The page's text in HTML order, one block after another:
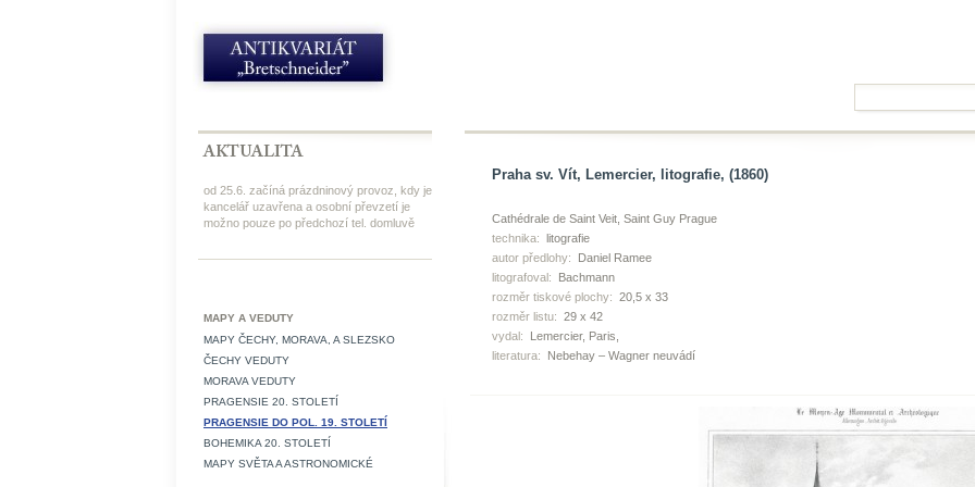
od 25.6. začíná prázdninový provoz, kdy je
kancelář uzavřena a osobní převzetí je
možno pouze po předchozí tel. domluvě
MAPY A VEDUTY
MAPY ČECHY, MORAVA, A SLEZSKO
ČECHY VEDUTY
MORAVA VEDUTY
PRAGENSIE 20. STOLETÍ
PRAGENSIE DO POL. 19. STOLETÍ
BOHEMIKA 20. STOLETÍ
MAPY SVĚTA A ASTRONOMICKÉ
Praha sv. Vít, Lemercier, litografie, (1860)
Cathédrale de Saint Veit, Saint Guy Prague
technika: litografie
autor předlohy:
Daniel Ramee
litografoval:
Bachmann
rozměr tiskové plochy: 20,5 x 33
rozměr listu: 29 x 42
vydal:
Lemercier, Paris,
literatura:
Nebehay – Wagner neuvádí